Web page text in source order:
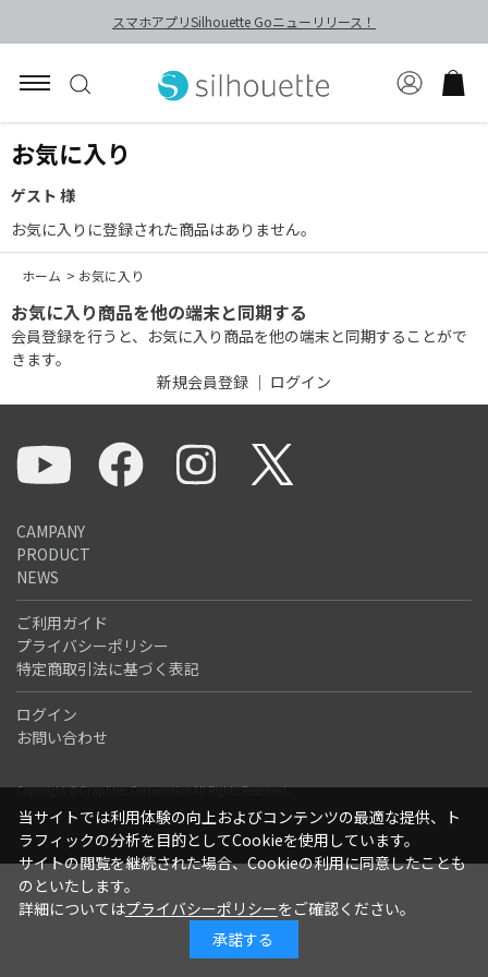
スマホアプリSilhouette Goニューリリース！
お気に入り
ゲスト 様
お気に入りに登録された商品はありません。
ホーム > お気に入り
お気に入り商品を他の端末と同期する
会員登録を行うと、お気に入り商品を他の端末と同期することがで
きます。
新規会員登録 ｜ ログイン
CAMPANY
PRODUCT
NEWS
ご利用ガイド
プライバシーポリシー
特定商取引法に基づく表記
ログイン
お問い合わせ
Copyright ©Graphtec Corporation All Rights Reserved.
当サイトでは利用体験の向上およびコンテンツの最適な提供、ト
ラフィックの分析を目的としてCookieを使用しています。
サイトの閲覧を継続された場合、Cookieの利用に同意したことも
のといたします。
詳細についてはプライバシーポリシーをご確認ください。
承諾する